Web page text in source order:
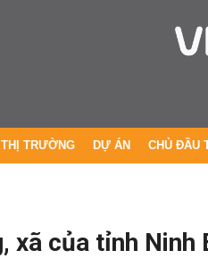
THỊ TRƯỜNG DỰ ÁN CHỦ ĐẦU
xã của tỉnh Ninh